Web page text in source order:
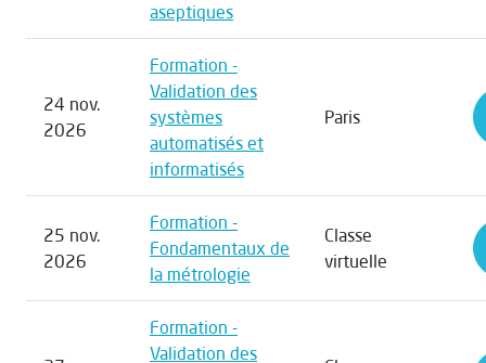
aseptiques
24 nov.
2026
Formation -
Validation des
systèmes
automatisés et
informatisés
Paris
25 nov.
2026
Formation -
Fondamentaux de
la métrologie
Classe
virtuelle
Formation -
Validation des